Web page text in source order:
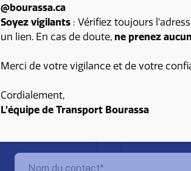
@bourassa.ca
Soyez vigilants: Vérifiez toujours
un lien. En cas de doute, ne prenez
Merci de votre vigilance et de votre
Cordialement,
L’équipe de Transport Bourassa